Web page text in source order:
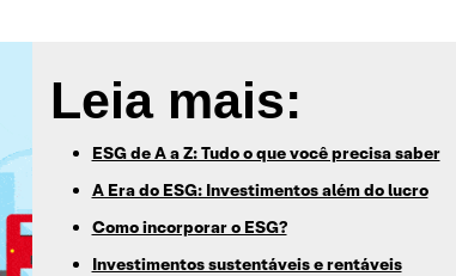
Leia mais:
ESG de A a Z: Tudo o que você precisa saber
A Era do ESG: Investimentos além do lucro
Como incorporar o ESG?
Investimentos sustentáveis e rentáveis